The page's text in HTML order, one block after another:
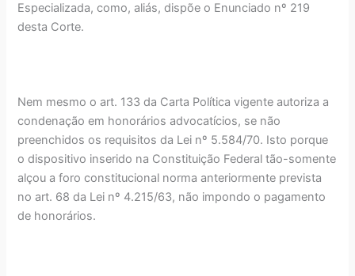
Especializada, como, aliás, dispõe o Enunciado nº 219
desta Corte.
Nem mesmo o art. 133 da Carta Política vigente autoriza a
condenação em honorários advocatícios, se não
preenchidos os requisitos da Lei nº 5.584/70. Isto porque
o dispositivo inserido na Constituição Federal tão-somente
alçou a foro constitucional norma anteriormente prevista
no art. 68 da Lei nº 4.215/63, não impondo o pagamento
de honorários.